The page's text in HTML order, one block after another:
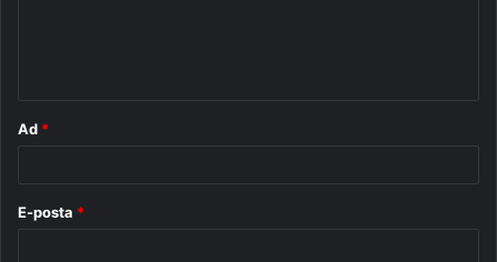
Ad *
E-posta *